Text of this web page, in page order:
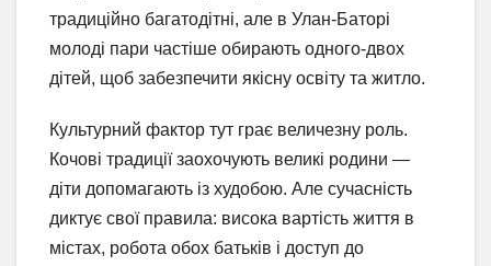
традиційно багатодітні, але в Улан-Баторі
молоді пари частіше обирають одного-двох
дітей, щоб забезпечити якісну освіту та житло.
Культурний фактор тут грає величезну роль.
Кочові традиції заохочують великі родини —
діти допомагають із худобою. Але сучасність
диктує свої правила: висока вартість життя в
містах, робота обох батьків і доступ до